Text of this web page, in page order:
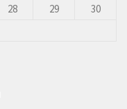
28 29
30